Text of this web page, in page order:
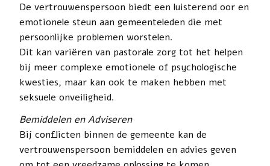
De vertrouwenspersoon biedt een luisterend oor en
emotionele steun aan gemeenteleden die met
persoonlijke problemen worstelen.
Dit kan variëren van pastorale zorg tot het helpen
bij meer complexe emotionele of psychologische
kwesties, maar kan ook te maken hebben met
seksuele onveiligheid.
Bemiddelen en Adviseren
Bij conflicten binnen de gemeente kan de
vertrouwenspersoon bemiddelen en advies geven